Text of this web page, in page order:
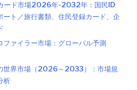
ード市場2026年-2032年：国民ID
ート／旅行書類、住民登録カード、企
ファイラー市場：グローバル予測
世界市場（2026～2033）：市場規
析